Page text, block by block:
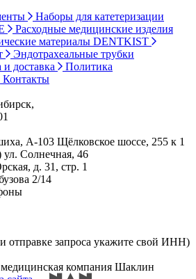
Наборы для катетеризации
Расходные медицинские изделия
материалы DENTKIST
Эндотрахеальные трубки
доставка
Политика
Контакты
А-103 Щёлковское шоссе, 255 к 1
ул. Солнечная, 46
д. 31, стр. 1
2/14
отправке запроса укажите свой ИНН)
компания Шаклин